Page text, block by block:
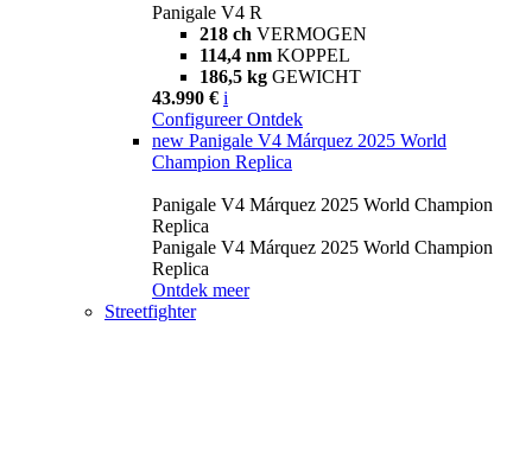
Panigale V4 R
218 ch VERMOGEN
114,4 nm KOPPEL
186,5 kg GEWICHT
43.990 € i
Configureer Ontdek
new Panigale V4 Márquez 2025 World
Champion Replica
Panigale V4 Márquez 2025 World Champion
Replica
Panigale V4 Márquez 2025 World Champion
Replica
Ontdek meer
Streetfighter